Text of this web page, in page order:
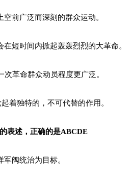
前广泛而深刻的群众运动。
短时间内掀起轰轰烈烈的大革命。
革命群众动员程度更广泛。
独特的，不可代替的作用。
表述，正确的是ABCDE
阀统治为目标。